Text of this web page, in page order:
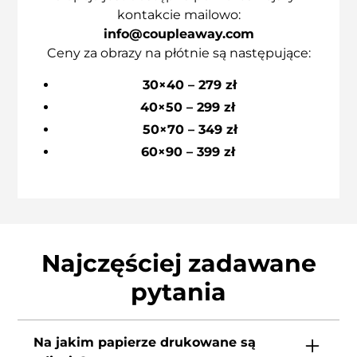
kontakcie mailowo:
info@coupleaway.com
Ceny za obrazy na płótnie są następujące:
30×40 – 279 zł
40×50 – 299 zł
50×70 – 349 zł
60×90 – 399 zł
Najczęściej zadawane
pytania
Na jakim papierze drukowane są